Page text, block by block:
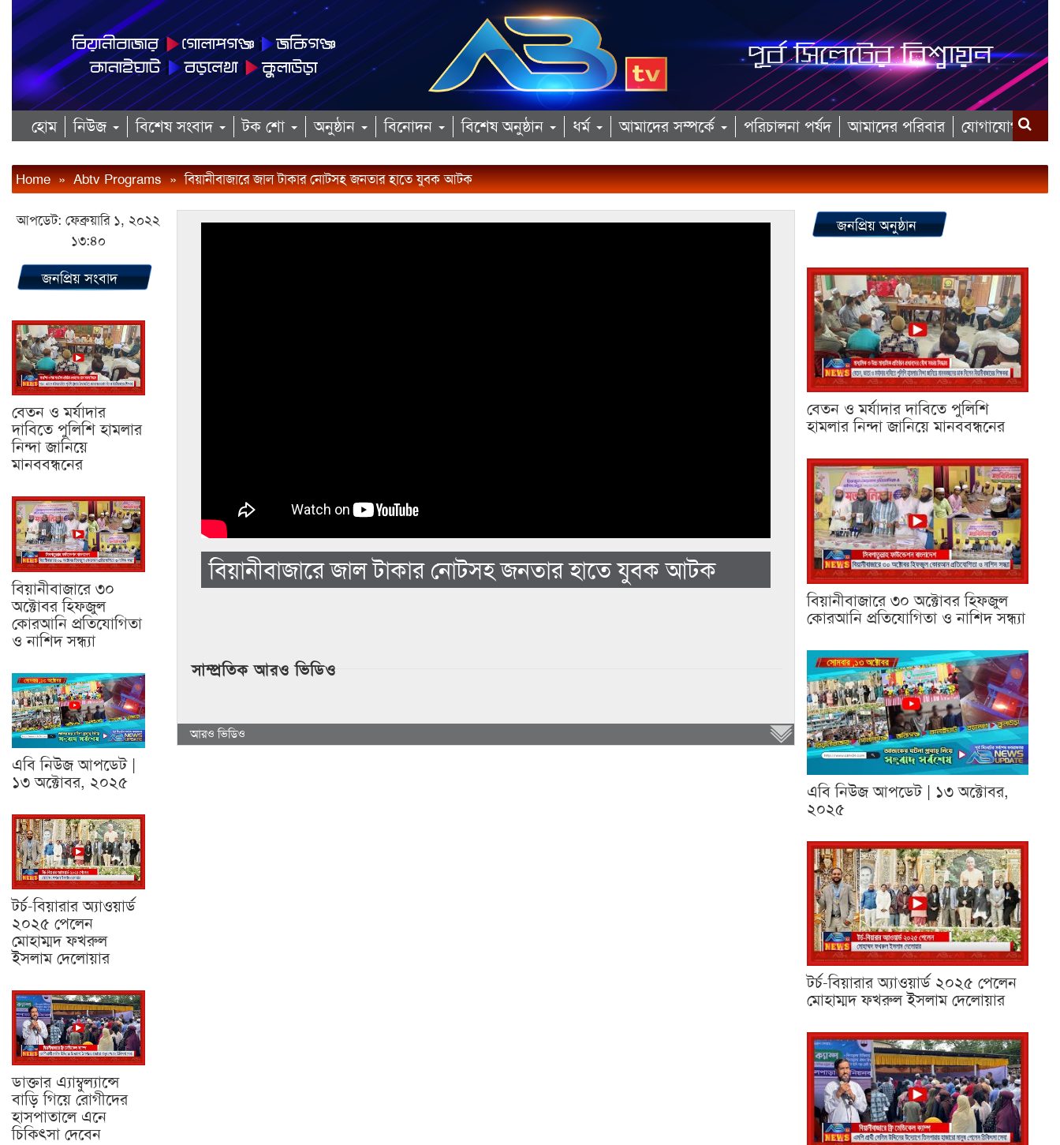
হোম নিউজ বিশেষ সংবাদ টক শো অনুষ্ঠান বিনোদন বিশেষ অনুষ্ঠান ধর্ম আমাদের সম্পর্কে পরিচালনা পর্ষদ আমাদের পরিবার যোগাযোগ
Home » Abtv Programs » বিয়ানীবাজারে জাল টাকার নোটসহ জনতার হাতে যুবক আটক
আপডেট: ফেব্রুয়ারি ১, ২০২২
১৩:৪০
জনপ্রিয় সংবাদ
বেতন ও মর্যাদার
দাবিতে পুলিশি হামলার
নিন্দা জানিয়ে
মানববন্ধনের
বিয়ানীবাজারে ৩০
অক্টোবর হিফজুল
কোরআনি প্রতিযোগিতা
ও নাশিদ সন্ধ্যা
এবি নিউজ আপডেট |
১৩ অক্টোবর, ২০২৫
টর্চ-বিয়ারার অ্যাওয়ার্ড
২০২৫ পেলেন
মোহাম্মদ ফখরুল
ইসলাম দেলোয়ার
ডাক্তার এ্যাম্বুল্যান্সে
বাড়ি গিয়ে রোগীদের
হাসপাতালে এনে
চিকিৎসা দেবেন
বিয়ানীবাজারে জাল টাকার নোটসহ জনতার হাতে যুবক আটক
সাম্প্রতিক আরও ভিডিও
আরও ভিডিও
জনপ্রিয় অনুষ্ঠান
বেতন ও মর্যাদার দাবিতে পুলিশি
হামলার নিন্দা জানিয়ে মানববন্ধনের
বিয়ানীবাজারে ৩০ অক্টোবর হিফজুল
কোরআনি প্রতিযোগিতা ও নাশিদ সন্ধ্যা
এবি নিউজ আপডেট | ১৩ অক্টোবর,
২০২৫
টর্চ-বিয়ারার অ্যাওয়ার্ড ২০২৫ পেলেন
মোহাম্মদ ফখরুল ইসলাম দেলোয়ার